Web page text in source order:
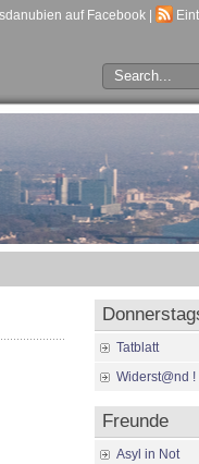
auf Facebook
Tatblatt
Widerst@nd !
Freunde
Asyl in Not